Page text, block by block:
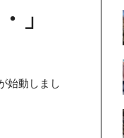
」
始動しまし